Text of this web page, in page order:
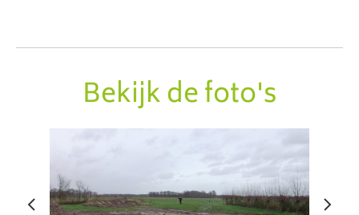
Bekijk de foto's